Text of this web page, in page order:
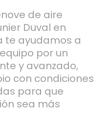
de aire
Duval en
te ayudamos a
por un
y avanzado,
con condiciones
para que
sea más